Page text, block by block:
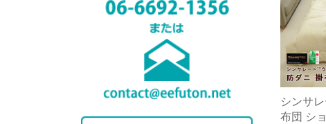
シンサ
布団 シ